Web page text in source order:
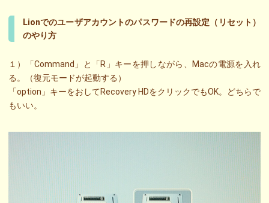
Lionでのユーザアカウントのパスワードの再設定（リセット）
のやり方
１）「Command」と「R」キーを押しながら、Macの電源を入れ
る。（復元モードが起動する）
「option」キーをおしてRecovery HDをクリックでもOK。どちらで
もいい。